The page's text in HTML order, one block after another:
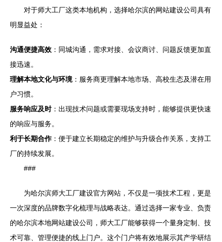
对于师大工厂这类本地机构，选择哈尔滨的网站建设公司具有
明显益处：
沟通便捷高效 ：同城沟通，需求对接、会议商讨、问题反馈更加直
接迅速。
理解本地文化与环境：服务商更理解本地市场、高校生态及潜在用
户习惯。
服务响应及时：出现技术问题或需要现场支持时，能够提供更快速
的响应与服务。
利于长期合作：便于建立长期稳定的维护与升级合作关系，支持工
厂的持续发展。
###
为哈尔滨师大工厂建设官方网站，不仅是一项技术工程，更是
一次深度的品牌数字化梳理与战略表达。通过选择一家专业、负责
的哈尔滨本地网站建设公司，师大工厂能够获得一个量身定制、技
术可靠、管理便捷的线上门户。这个门户将有效地展示其产学研结